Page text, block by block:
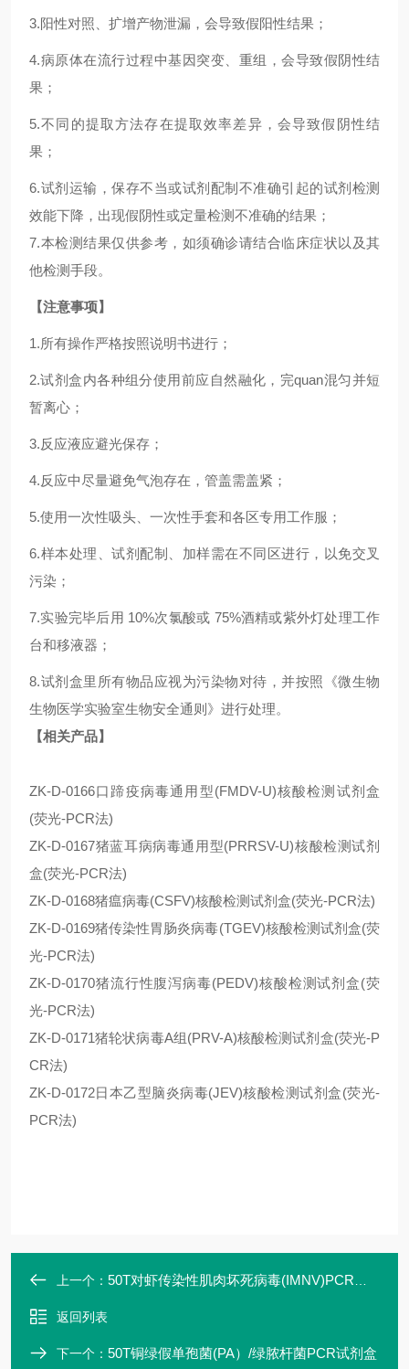
3.阳性对照、扩增产物泄漏，会导致假阳性结果；
4.病原体在流行过程中基因突变、重组，会导致假阴性结
果；
5.不同的提取方法存在提取效率差异，会导致假阴性结
果；
6.试剂运输，保存不当或试剂配制不准确引起的试剂检测
效能下降，出现假阴性或定量检测不准确的结果；
7.本检测结果仅供参考，如须确诊请结合临床症状以及其
他检测手段。
【注意事项】
1.所有操作严格按照说明书进行；
2.试剂盒内各种组分使用前应自然融化，完quan混匀并短
暂离心；
3.反应液应避光保存；
4.反应中尽量避免气泡存在，管盖需盖紧；
5.使用一次性吸头、一次性手套和各区专用工作服；
6.样本处理、试剂配制、加样需在不同区进行，以免交叉
污染；
7.实验完毕后用 10%次氯酸或 75%酒精或紫外灯处理工作
台和移液器；
8.试剂盒里所有物品应视为污染物对待，并按照《微生物
生物医学实验室生物安全通则》进行处理。
【相关产品】
ZK-D-0166口蹄疫病毒通用型(FMDV-U)核酸检测试剂盒
(荧光-PCR法)
ZK-D-0167猪蓝耳病病毒通用型(PRRSV-U)核酸检测试剂
盒(荧光-PCR法)
ZK-D-0168猪瘟病毒(CSFV)核酸检测试剂盒(荧光-PCR法)
ZK-D-0169猪传染性胃肠炎病毒(TGEV)核酸检测试剂盒(荧
光-PCR法)
ZK-D-0170猪流行性腹泻病毒(PEDV)核酸检测试剂盒(荧
光-PCR法)
ZK-D-0171猪轮状病毒A组(PRV-A)核酸检测试剂盒(荧光-P
CR法)
ZK-D-0172日本乙型脑炎病毒(JEV)核酸检测试剂盒(荧光-
PCR法)
上一个： 50T对虾传染性肌肉坏死病毒(IMNV)PCR试剂盒
返回列表
下一个： 50T铜绿假单孢菌(PA）/绿脓杆菌PCR试剂盒